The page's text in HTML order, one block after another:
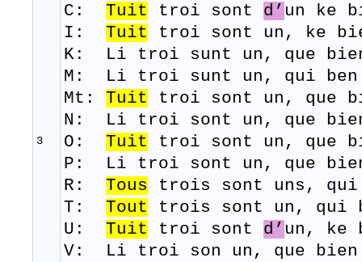
3
C: Tuit troi sont d’ un ke
I: Tuit troi sont un, ke
K: Li troi sunt un, que
M: Li troi sunt un, qui
Mt: Tuit troi sont un, que
N: Li troi sont un, que
O: Tuit troi sont un, que
P: Li troi sont un, que
R: Tous trois sont uns ,
T: Tout trois sont un, qui
U: Tuit troi sont d’ un, ke
V: Li troi son un, que
bien